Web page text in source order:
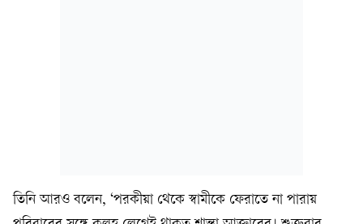
তিনি আরও বলেন, ‘পরকীয়া থেকে স্বামীকে ফেরাতে না পারায়